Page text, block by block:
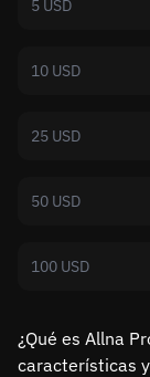
5 USD
10 USD
25 USD
50 USD
100 USD
¿Qué es Allna
características